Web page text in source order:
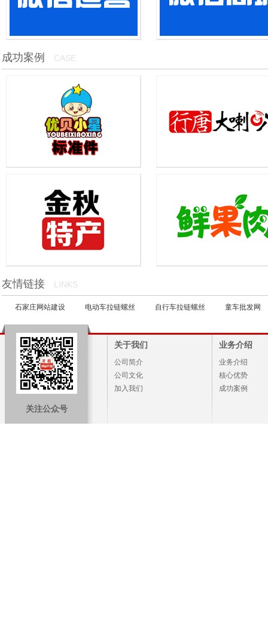
...
成功案例 CASE
...
友情链接 LINKS
石家庄网站建设 电动车拉链螺丝 自行车拉链螺丝 童车批发网
关注公众号
关于我们
公司简介
公司文化
加入我们
业务介绍
业务介绍
核心优势
成功案例